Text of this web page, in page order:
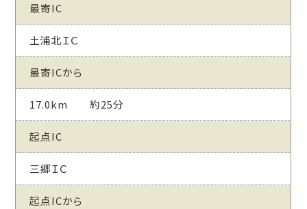
最寄IC
土浦北ＩＣ
最寄ICから
17.0km 約25分
起点IC
三郷ＩＣ
起点ICから